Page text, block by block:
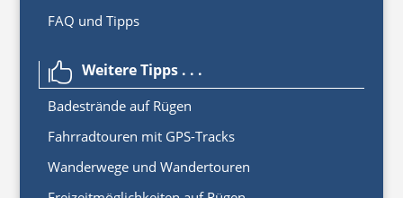
FAQ und Tipps
 Weitere Tipps . . .
Badestrände auf Rügen
Fahrradtouren mit GPS-Tracks
Wanderwege und Wandertouren